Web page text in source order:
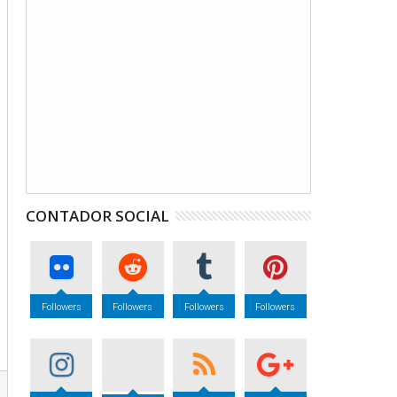
CONTADOR SOCIAL
Followers Followers Followers Followers